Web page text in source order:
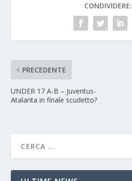
CONDIVIDERE:
PRECEDENTE
UNDER 17 A-B – Juventus-
Atalanta in finale scudetto?